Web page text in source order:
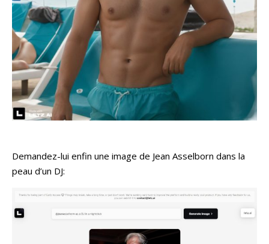
Demandez-lui enfin une image de Jean Asselborn dans la
peau d’un DJ: